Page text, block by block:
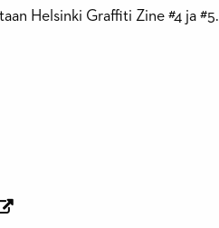
Helsinki Graffiti Zine #4 ja #5.